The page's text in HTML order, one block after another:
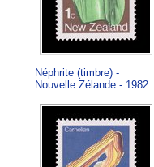
Néphrite (timbre) -
Nouvelle Zélande - 1982